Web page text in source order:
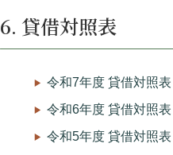
6. 貸借対照表
令和7年度 貸借対照表
令和6年度 貸借対照表
令和5年度 貸借対照表